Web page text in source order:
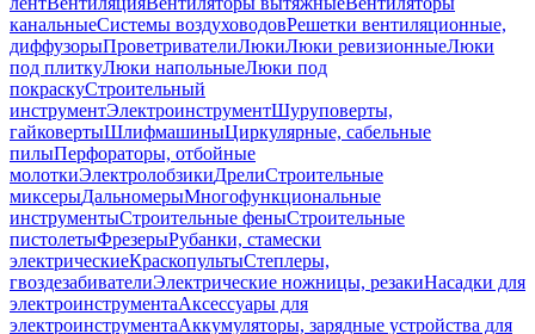
канальныеСистемы воздуховодовРешетки вентиляционные,
диффузорыПроветривателиЛюкиЛюки ревизионныеЛюки
под плиткуЛюки напольныеЛюки под
покраскуСтроительный
инструментЭлектроинструментШуруповерты,
гайковертыШлифмашиныЦиркулярные, сабельные
пилыПерфораторы, отбойные
молоткиЭлектролобзикиДрелиСтроительные
миксерыДальномерыМногофункциональные
инструментыСтроительные феныСтроительные
пистолетыФрезерыРубанки, стамески
электрическиеКраскопультыСтеплеры,
гвоздезабивателиЭлектрические ножницы, резакиНасадки для
электроинструментаАксессуары для
электроинструментаАккумуляторы, зарядные устройства для